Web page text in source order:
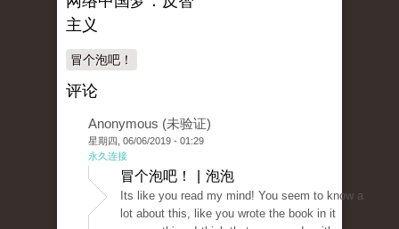
主义
冒个泡吧！
评论
Anonymous (未验证)
星期四, 06/06/2019 - 01:29
永久连接
冒个泡吧！ | 泡泡
Its like you read my mind! You seem to know a
lot about this, like you wrote the book in it